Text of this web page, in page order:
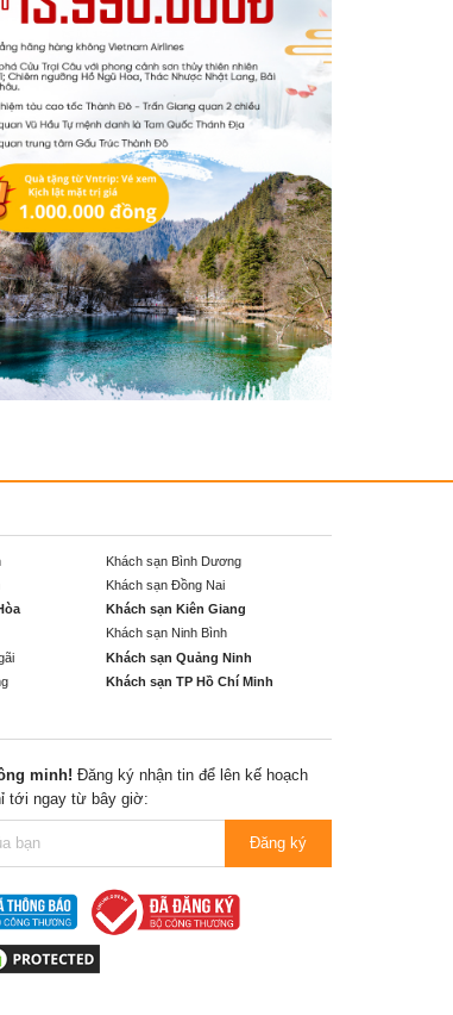
Khách sạn Bình Dương
Khách sạn Đồng Nai
Khách sạn Kiên Giang
Khách sạn Ninh Bình
Khách sạn Quảng Ninh
Khách sạn TP Hồ Chí Minh
minh! Đăng ký nhận tin để lên kế hoạch
tới ngay từ bây giờ:
Đăng ký